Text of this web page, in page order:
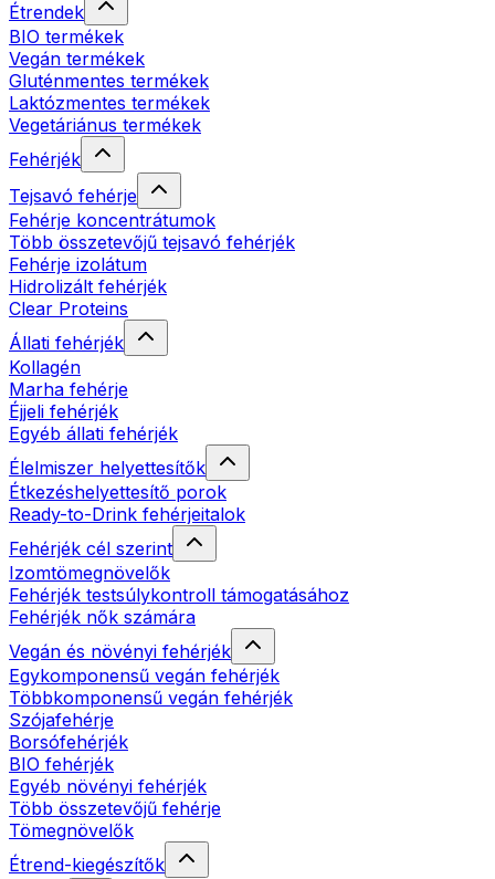
Étrendek
BIO termékek
Vegán termékek
Gluténmentes termékek
Laktózmentes termékek
Vegetáriánus termékek
Fehérjék
Tejsavó fehérje
Fehérje koncentrátumok
Több összetevőjű tejsavó fehérjék
Fehérje izolátum
Hidrolizált fehérjék
Clear Proteins
Állati fehérjék
Kollagén
Marha fehérje
Éjjeli fehérjék
Egyéb állati fehérjék
Élelmiszer helyettesítők
Étkezéshelyettesítő porok
Ready-to-Drink fehérjeitalok
Fehérjék cél szerint
Izomtömegnövelők
Fehérjék testsúlykontroll támogatásához
Fehérjék nők számára
Vegán és növényi fehérjék
Egykomponensű vegán fehérjék
Többkomponensű vegán fehérjék
Szójafehérje
Borsófehérjék
BIO fehérjék
Egyéb növényi fehérjék
Több összetevőjű fehérje
Tömegnövelők
Étrend-kiegészítők